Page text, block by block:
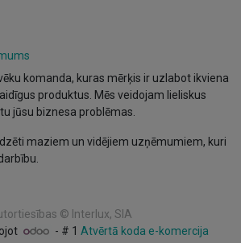
komanda, kuras mērķis ir uzlabot ikviena
produktus. Mēs veidojam lieliskus
jūsu biznesa problēmas.
maziem un vidējiem uzņēmumiem, kuri
© Interlux, SIA
- # 1Atvērtā koda e-komercija